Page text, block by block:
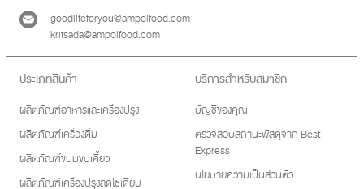
goodlifeforyou@ampolfood.com
kritsada@ampolfood.com
ประเภทสินค้า
ผลิตภัณฑ์อาหารและเครื่องปรุง
ผลิตภัณฑ์เครื่องดื่ม
ผลิตภัณฑ์ขนมขบเคี้ยว
ผลิตภัณฑ์เครื่องปรุงลดโซเดียม
บริการสำหรับสมาชิก
บัญชีของคุณ
ตรวจสอบสถานะพัสดุจาก Best
Express
นโยบายความเป็นส่วนตัว